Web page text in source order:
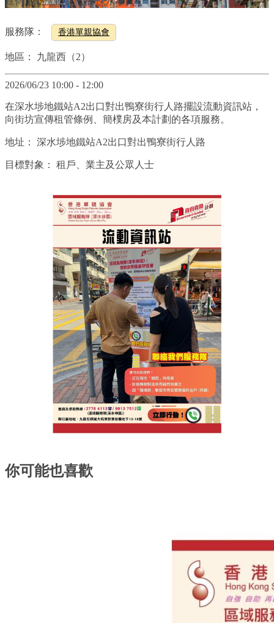
服務隊： 香港單親協會
地區： 九龍西（2）
2026/06/23 10:00 - 12:00
在深水埗地鐵站A2出口對出鴨寮街行人路擺設流動資訊站，
向街坊宣傳租管條例、簡樸房及本計劃的各項服務。
地址： 深水埗地鐵站A2出口對出鴨寮街行人路
目標對象： 租戶、業主及公眾人士
你可能也喜歡